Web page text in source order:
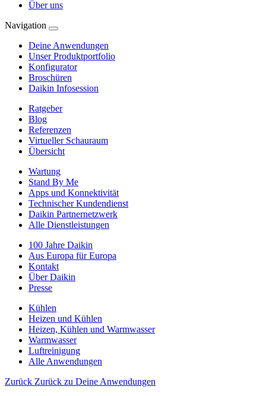
Über uns
Navigation
Deine Anwendungen
Unser Produktportfolio
Konfigurator
Broschüren
Daikin Infosession
Ratgeber
Blog
Referenzen
Virtueller Schauraum
Übersicht
Wartung
Stand By Me
Apps und Konnektivität
Technischer Kundendienst
Daikin Partnernetzwerk
Alle Dienstleistungen
100 Jahre Daikin
Aus Europa für Europa
Kontakt
Über Daikin
Presse
Kühlen
Heizen und Kühlen
Heizen, Kühlen und Warmwasser
Warmwasser
Luftreinigung
Alle Anwendungen
Zurück Zurück zu Deine Anwendungen